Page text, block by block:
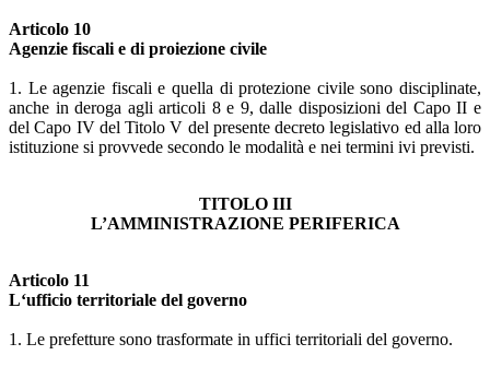
Articolo 10
Agenzie fiscali e di proiezione civile
1. Le agenzie fiscali e quella di protezione civile sono disciplinate,
anche in deroga agli articoli 8 e 9, dalle disposizioni del Capo II e
del Capo IV del Titolo V del presente decreto legislativo ed alla loro
istituzione si provvede secondo le modalità e nei termini ivi previsti.
TITOLO III
L’AMMINISTRAZIONE PERIFERICA
Articolo 11
L‘ufficio territoriale del governo
1. Le prefetture sono trasformate in uffici territoriali del governo.